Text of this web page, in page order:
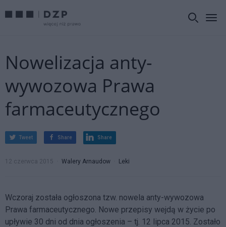
Nowelizacja anty-
wywozowa Prawa
farmaceutycznego
Tweet Share Share
12 czerwca 2015 Walery Arnaudow Leki
Wczoraj została ogłoszona tzw. nowela anty-wywozowa
Prawa farmaceutycznego. Nowe przepisy wejdą w życie po
upływie 30 dni od dnia ogłoszenia – tj. 12 lipca 2015. Zostało